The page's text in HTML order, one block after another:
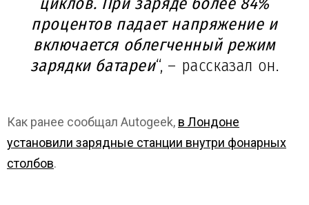
процентов падает напряжение и
включается облегченный режим
зарядки батареи“, – рассказал он.
Как ранее сообщал Autogeek, в Лондоне
установили зарядные станции внутри фонарных
столбов.